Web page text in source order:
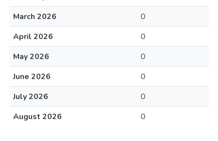
March 2026
0
April 2026
0
May 2026
0
June 2026
0
July 2026
0
August 2026
0